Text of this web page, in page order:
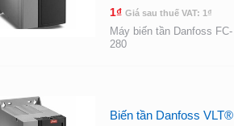
1₫ Giá sau thuế VAT: 1 ₫
Máy biến tần Danfoss FC-
280
Biến tần Danfoss VLT®